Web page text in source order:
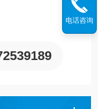
电话咨询